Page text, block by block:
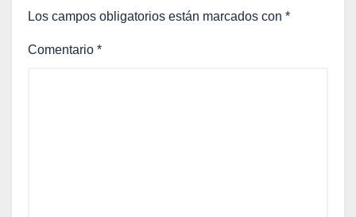
Los campos obligatorios están marcados con *
Comentario *